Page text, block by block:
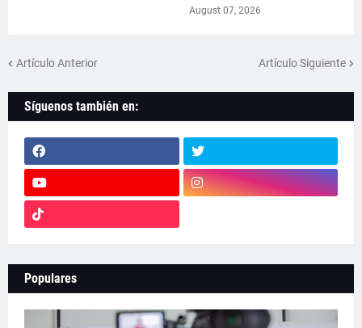
August 07, 2026
Artículo Anterior Artículo Siguiente
Síguenos también en:
Populares